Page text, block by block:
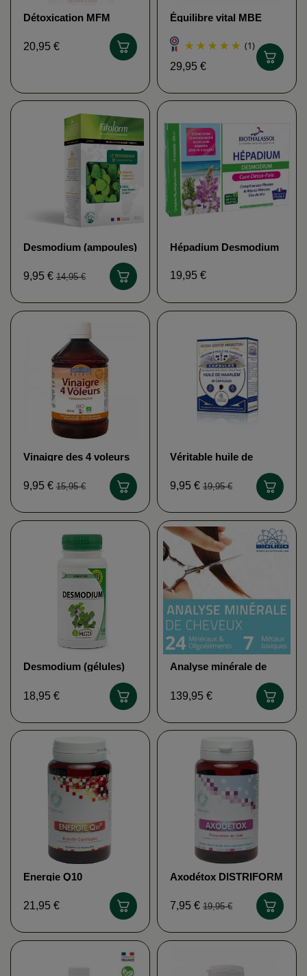
Détoxication MFM
20,95 €
Équilibre vital MBE
(1)
29,95 €
Desmodium (ampoules)
9,95 €14,95 €
Hépadium Desmodium
19,95 €
Vinaigre des 4 voleurs
9,95 €15,95 €
Véritable huile de
LABORATOIRE DR
LEFEVRE
9,95 €19,95 €
Desmodium (gélules)
18,95 €
Analyse minérale de
139,95 €
Energie Q10
21,95 €
Axodétox DISTRIFORM
7,95 €19,95 €